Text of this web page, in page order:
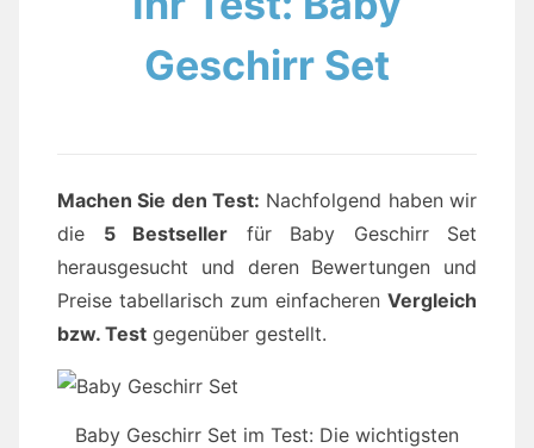
Geschirr Set
Machen Sie den Test: Nachfolgend haben wir
die 5 Bestseller für Baby Geschirr Set
herausgesucht und deren Bewertungen und
Preise tabellarisch zum einfacheren Vergleich
bzw. Test gegenüber gestellt.
Baby Geschirr Set im Test: Die wichtigsten